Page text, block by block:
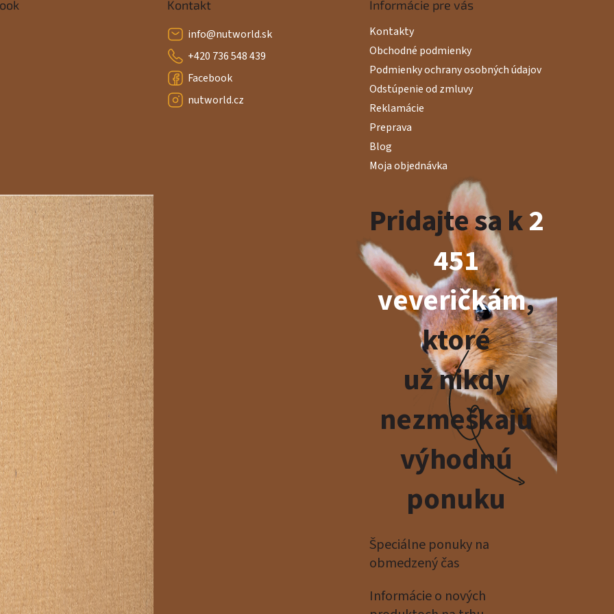
Kontakt
info@nutworld.sk
+420 736 548 439
Facebook
nutworld.cz
Informácie pre vás
Kontakty
Obchodné podmienky
Podmienky ochrany osobných údajov
Odstúpenie od zmluvy
Reklamácie
Preprava
Blog
Moja objednávka
Pridajte sa k2
451
veveričkám,
ktoré
už nikdy
nezmeškajú
výhodnú
ponuku
Špeciálne ponuky na
obmedzený čas
Informácie o nových